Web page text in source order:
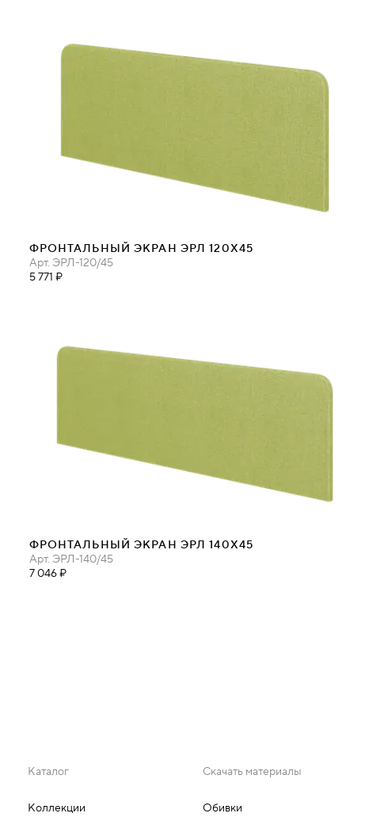
ФРОНТАЛЬНЫЙ ЭКРАН ЭРЛ 120Х45
Арт. ЭРЛ-120/45
5 771 ₽
ФРОНТАЛЬНЫЙ ЭКРАН ЭРЛ 140Х45
Арт. ЭРЛ-140/45
7 046 ₽
Каталог
Коллекции
Скачать материалы
Обивки